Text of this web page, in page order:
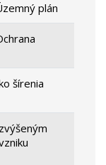
plán
šírenia